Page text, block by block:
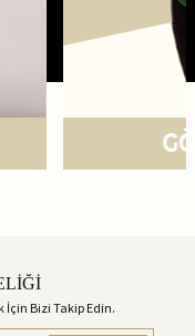
Bizi Takip Edin.